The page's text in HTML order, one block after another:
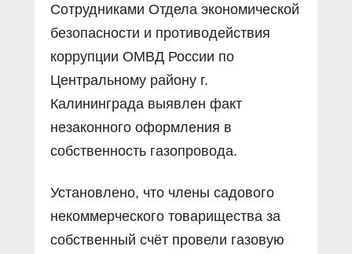
Сотрудниками Отдела экономической
безопасности и противодействия
коррупции ОМВД России по
Центральному району г.
Калининграда выявлен факт
незаконного оформления в
собственность газопровода.
Установлено, что члены садового
некоммерческого товарищества за
собственный счёт провели газовую